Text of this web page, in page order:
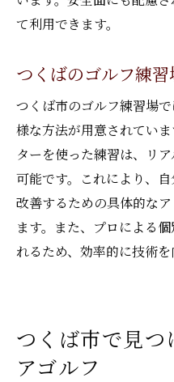
て利用できます。
つくばのゴルフ練
つくば市のゴルフ練習場
様な方法が用意されてい
ターを使った練習は、リ
可能です。これにより、自
改善するための具体的な
ます。また、プロによる
れるため、効率的に技術を
つくば市で見つ
アゴルフ